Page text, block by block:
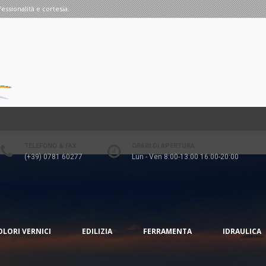
e cortesia.
(+39) 0781 60277 Lun - Ven 8:00-13:00 16:00-20:00
VERNICI EDILIZIA FERRAMENTA IDRAULICA